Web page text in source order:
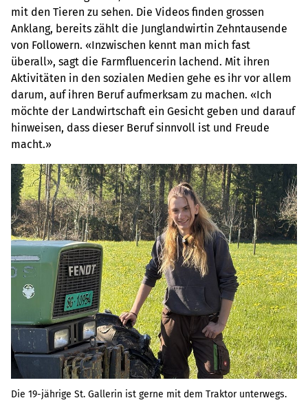
mit den Tieren zu sehen. Die Videos finden grossen
Anklang, bereits zählt die Junglandwirtin Zehntausende
von Followern. «Inzwischen kennt man mich fast
überall», sagt die Farmfluencerin lachend. Mit ihren
Aktivitäten in den sozialen Medien gehe es ihr vor allem
darum, auf ihren Beruf aufmerksam zu machen. «Ich
möchte der Landwirtschaft ein Gesicht geben und darauf
hinweisen, dass dieser Beruf sinnvoll ist und Freude
macht.»
Die 19-jährige St. Gallerin ist gerne mit dem Traktor unterwegs.